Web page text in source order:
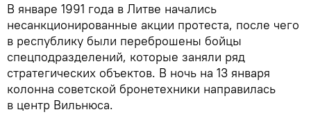
В январе 1991 года в Литве начались
несанкционированные акции протеста, после чего
в республику были переброшены бойцы
спецподразделений, которые заняли ряд
стратегических объектов. В ночь на 13 января
колонна советской бронетехники направилась
в центр Вильнюса.